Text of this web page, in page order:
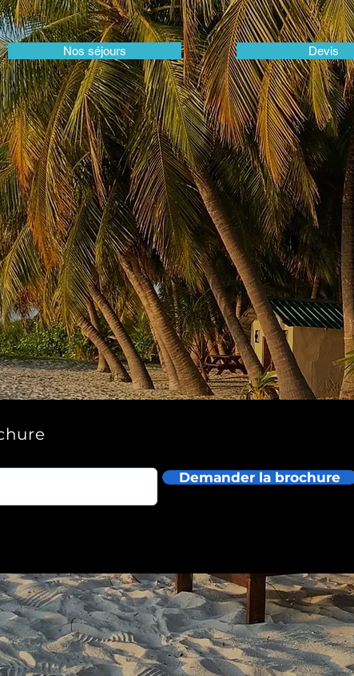
Nos séjours Devis
Demander la brochure